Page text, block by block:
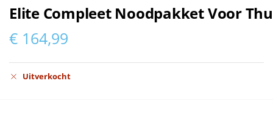
Elite Compleet Noodpakket Voor
€ 164,99
Uitverkocht